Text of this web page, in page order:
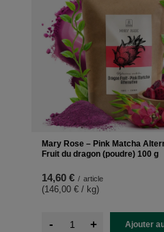
Mary Rose – Pink Matcha
Fruit du dragon (poudre) 100 g
14,60 € / article
(146,00 € / kg)
- + Ajouter